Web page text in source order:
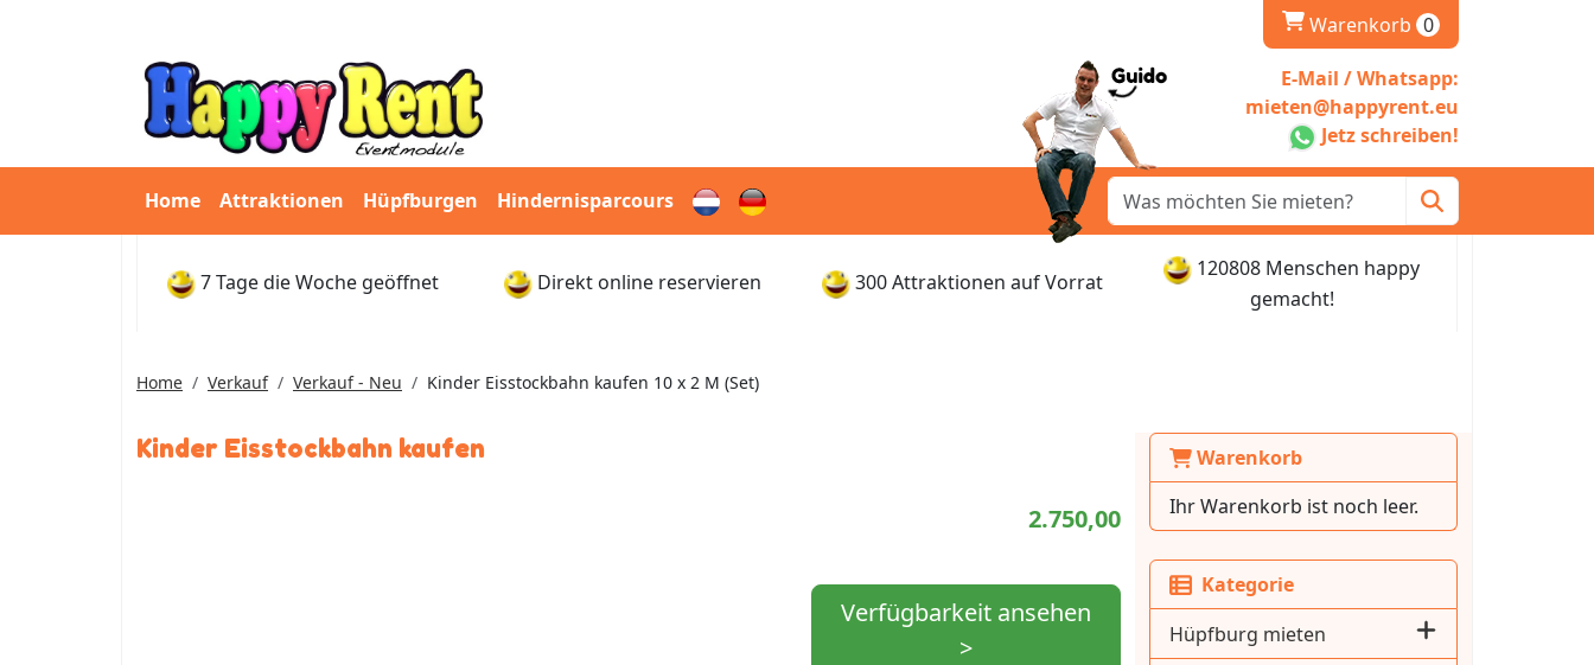
Warenkorb
Warenkorb 0
E-Mail / Whatsapp:
mieten@happyrent.eu
Jetz schreiben!
Home Attraktionen Hüpfburgen Hindernisparcours
7 Tage die Woche geöffnet Direkt online reservieren 300 Attraktionen auf Vorrat
120808 Menschen happy
gemacht!
Home Verkauf Verkauf - Neu Kinder Eisstockbahn kaufen 10 x 2 M (Set)
Warenkorb
Ihr Warenkorb ist noch leer.
Kategorie
Hüpfburg mieten
Kinder Eisstockbahn kaufen
2.750,00
Verfügbarkeit ansehen
>